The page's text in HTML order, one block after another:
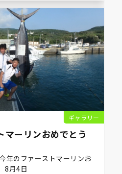
ギャラリー
マーリンおめでとう
年のファーストマーリンお
めでとうございます。 8月4日